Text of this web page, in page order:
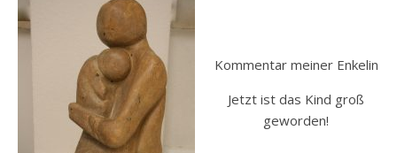
Kommentar meiner Enkelin
Jetzt ist das Kind groß
geworden!